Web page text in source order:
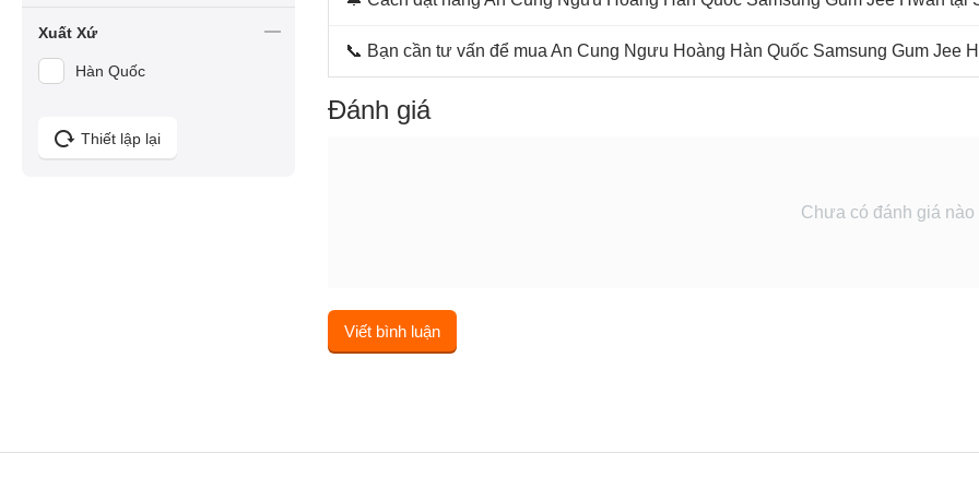
📞 Bạn cần tư vấn để mua An Cung Ngưu Hoàng Hàn Quốc Samsung Gum Jee
Đánh giá
Chưa có đánh giá nào
Viết bình luận
Xuất Xứ
Hàn Quốc
Thiết lập lại